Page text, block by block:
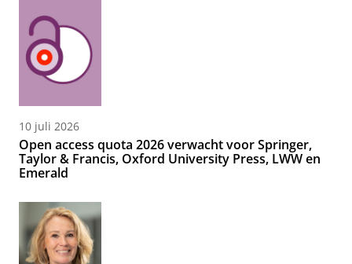
10 juli 2026
Open access quota 2026 verwacht voor Springer,
Taylor & Francis, Oxford University Press, LWW en
Emerald